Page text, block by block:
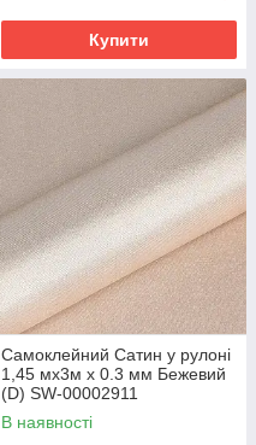
Купити
Самоклейний Сатин у рулоні
1,45 мх3м х 0.3 мм Бежевий
(D) SW-00002911
В наявності